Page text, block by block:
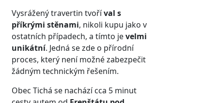
Vysrážený travertin tvoříval s
příkrými stěnami, nikoli kupu jako v
ostatních případech, a tímto jevelmi
unikátní. Jedná se zde o přírodní
proces, který není možné zabezpečit
žádným technickým řešením.
Obec Tichá se nachází cca 5 minut